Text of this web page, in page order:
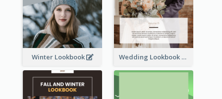
Winter Lookbook Wedding Lookbook